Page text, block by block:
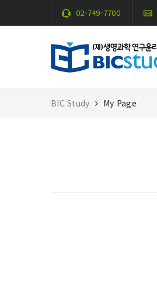
02-749-7700
BIC Study My Page